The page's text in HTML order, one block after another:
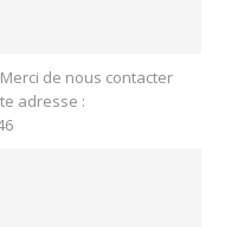
de nous contacter
adresse :